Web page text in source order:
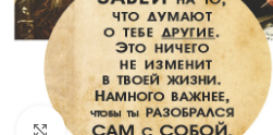
Нажмите, чтобы увеличить